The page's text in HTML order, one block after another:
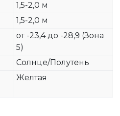
1,5-2,0 м
1,5-2,0 м
от -23,4 до -28,9 (Зона
5)
Солнце/Полутень
Желтая